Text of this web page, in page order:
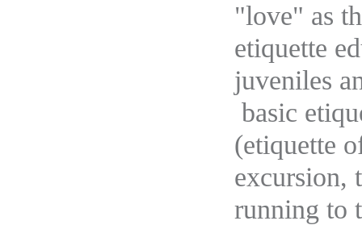
"love" as
etiquette
juveniles
basic
(etiquette
excursion,
running to